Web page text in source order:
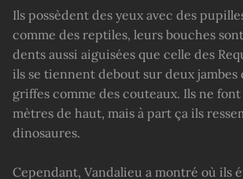
Ils possèdent des yeux avec des
comme des reptiles, leurs bouches
dents aussi aiguisées que celle des
ils se tiennent debout sur deux jambes
griffes comme des couteaux. Ils ne
mètres de haut, mais à part ça ils
dinosaures.
Cependant, Vandalieu a montré où ils